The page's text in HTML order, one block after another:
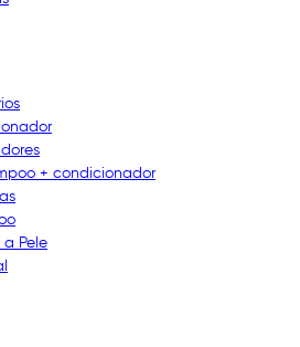
+ condicionador
Pele